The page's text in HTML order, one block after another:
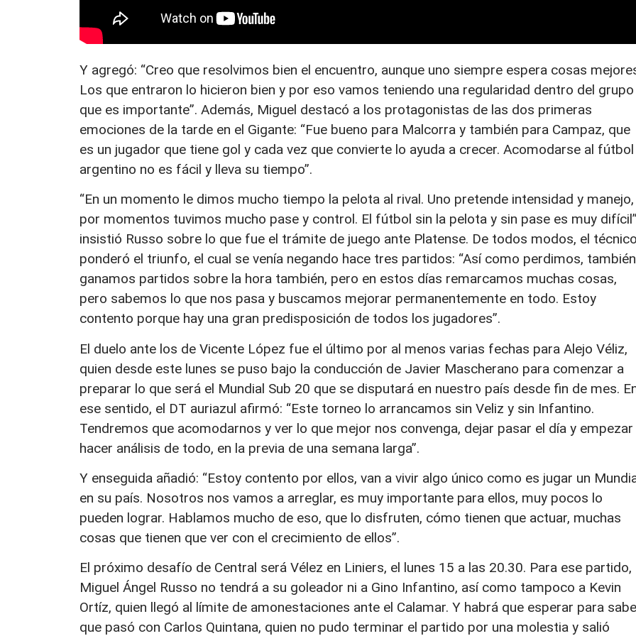
Y agregó: “Creo que resolvimos bien el encuentro, aunque uno siempre espera cosas
Los que entraron lo hicieron bien y por eso vamos teniendo una regularidad dentro del grupo
que es importante”. Además, Miguel destacó a los protagonistas de las dos primeras
emociones de la tarde en el Gigante: “Fue bueno para Malcorra y también para Campaz, que
es un jugador que tiene gol y cada vez que convierte lo ayuda a crecer. Acomodarse al fútbol
argentino no es fácil y lleva su tiempo”.
“En un momento le dimos mucho tiempo la pelota al rival. Uno pretende intensidad y manejo,
por momentos tuvimos mucho pase y control. El fútbol sin la pelota y sin pase es muy
insistió Russo sobre lo que fue el trámite de juego ante Platense. De todos modos, el técnico
ponderó el triunfo, el cual se venía negando hace tres partidos: “Así como perdimos, también
ganamos partidos sobre la hora también, pero en estos días remarcamos muchas cosas,
pero sabemos lo que nos pasa y buscamos mejorar permanentemente en todo. Estoy
contento porque hay una gran predisposición de todos los jugadores”.
El duelo ante los de Vicente López fue el último por al menos varias fechas para Alejo Véliz,
quien desde este lunes se puso bajo la conducción de Javier Mascherano para comenzar a
preparar lo que será el Mundial Sub 20 que se disputará en nuestro país desde fin de mes.
ese sentido, el DT auriazul afirmó: “Este torneo lo arrancamos sin Veliz y sin Infantino.
Tendremos que acomodarnos y ver lo que mejor nos convenga, dejar pasar el día y empezar
hacer análisis de todo, en la previa de una semana larga”.
Y enseguida añadió: “Estoy contento por ellos, van a vivir algo único como es jugar un
en su país. Nosotros nos vamos a arreglar, es muy importante para ellos, muy pocos lo
pueden lograr. Hablamos mucho de eso, que lo disfruten, cómo tienen que actuar, muchas
cosas que tienen que ver con el crecimiento de ellos”.
El próximo desafío de Central será Vélez en Liniers, el lunes 15 a las 20.30. Para ese partido,
Miguel Ángel Russo no tendrá a su goleador ni a Gino Infantino, así como tampoco a Kevin
Ortíz, quien llegó al límite de amonestaciones ante el Calamar. Y habrá que esperar para
que pasó con Carlos Quintana, quien no pudo terminar el partido por una molestia y salió